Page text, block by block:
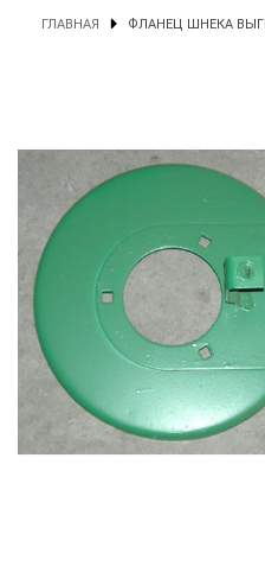
ГЛАВНАЯ ФЛАНЕЦ ШНЕКА